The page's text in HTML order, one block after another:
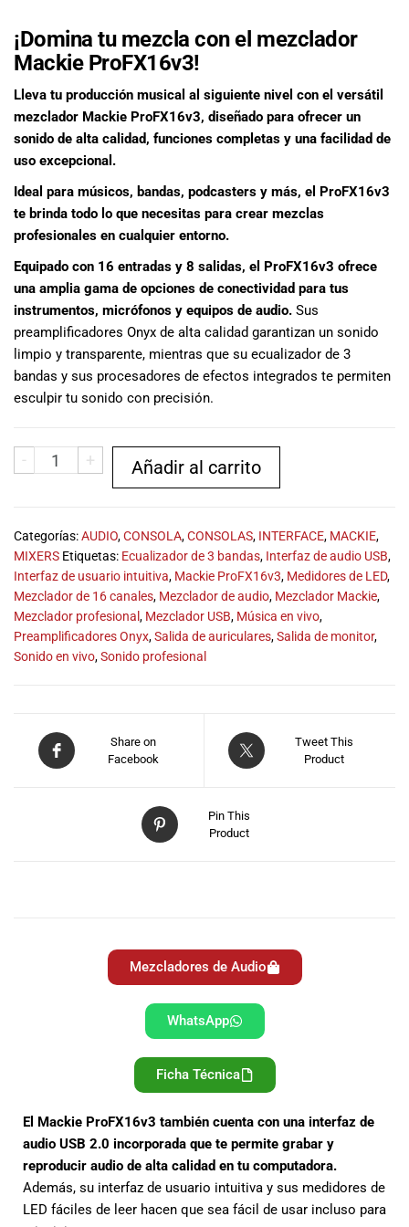
Nuestro equipo
de expertos en
música está
aquí para
ayudarte a
encontrar el
audio
adecuado para
ti, y ofrecerte el
mejor servicio
al cliente
posible.
Además,
ofrecemos
precios
competitivos y
promociones
clientes. Ven a
visitarnos en
o haz tu
compra en
línea a través
de nuestra
página web y
recibe tu
pedido en la
mundo de la
música con
¡Domina tu mezcla con el mezclador
Mackie ProFX16v3!
Lleva tu producción musical al siguiente nivel con el versátil
mezclador Mackie ProFX16v3, diseñado para ofrecer un
sonido de alta calidad, funciones completas y una facilidad de
uso excepcional.
Ideal para músicos, bandas, podcasters y más, el ProFX16v3
te brinda todo lo que necesitas para crear mezclas
profesionales en cualquier entorno.
Equipado con 16 entradas y 8 salidas, el ProFX16v3 ofrece
una amplia gama de opciones de conectividad para tus
instrumentos, micrófonos y equipos de audio. Sus
preamplificadores Onyx de alta calidad garantizan un sonido
limpio y transparente, mientras que su ecualizador de 3
bandas y sus procesadores de efectos integrados te permiten
esculpir tu sonido con precisión.
- + Añadir al carrito
Categorías:AUDIO,CONSOLA,CONSOLAS, INTERFACE, MACKIE,
MIXERS Etiquetas: Ecualizador de 3 bandas, Interfaz de audio USB,
Interfaz de usuario intuitiva, Mackie ProFX16v3, Medidores de LED,
Mezclador de 16 canales, Mezclador de audio, Mezclador Mackie,
Mezclador profesional , Mezclador USB, Música en vivo,
Preamplificadores Onyx,Salida de auriculares,Salida de monitor,
Sonido en vivo,Sonido profesional
Share on
Facebook
Tweet This
Product
Pin This
Product
Mezcladores de Audio
WhatsApp
Ficha Técnica
El Mackie ProFX16v3 también cuenta con una interfaz de
audio USB 2.0 incorporada que te permite grabar y
reproducir audio de alta calidad en tu computadora.
Además, su interfaz de usuario intuitiva y sus medidores de
LED fáciles de leer hacen que sea fácil de usar incluso para